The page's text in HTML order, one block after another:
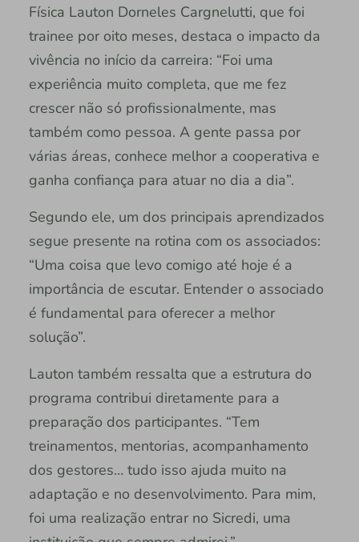
Física Lauton Dorneles Cargnelutti, que foi
trainee por oito meses, destaca o impacto da
vivência no início da carreira: “Foi uma
experiência muito completa, que me fez
crescer não só profissionalmente, mas
também como pessoa. A gente passa por
várias áreas, conhece melhor a cooperativa e
ganha confiança para atuar no dia a dia”.
Segundo ele, um dos principais aprendizados
segue presente na rotina com os associados:
“Uma coisa que levo comigo até hoje é a
importância de escutar. Entender o associado
é fundamental para oferecer a melhor
solução”.
Lauton também ressalta que a estrutura do
programa contribui diretamente para a
preparação dos participantes. “Tem
treinamentos, mentorias, acompanhamento
dos gestores… tudo isso ajuda muito na
adaptação e no desenvolvimento. Para mim,
foi uma realização entrar no Sicredi, uma